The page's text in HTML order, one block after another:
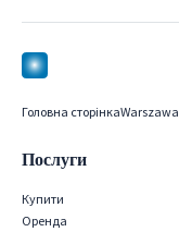
Головна сторінкаWarszawa
Послуги
Купити
Оренда